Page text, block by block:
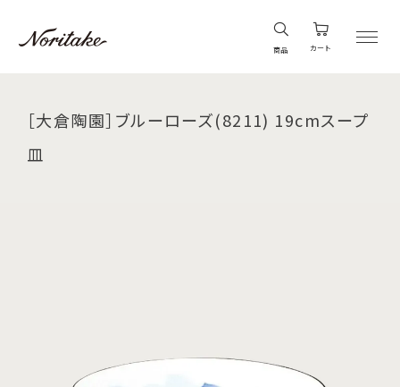
商品 カート
［大倉陶園］ブルーローズ(8211) 19cmスープ
皿